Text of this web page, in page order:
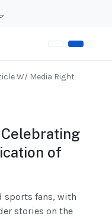
W/ Media Right
of
sports fans, with
stories on the